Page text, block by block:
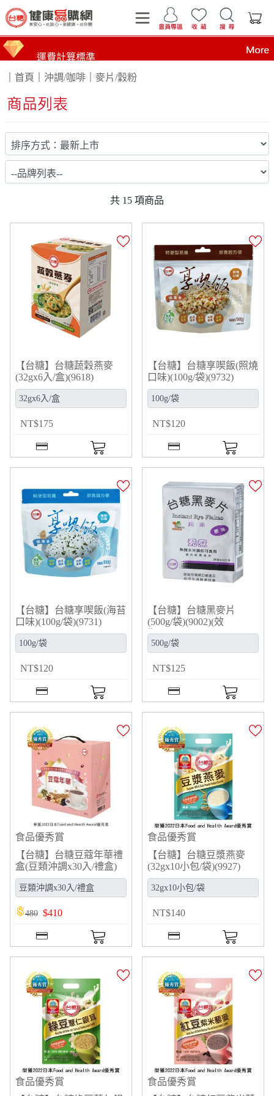
購物金贈送及使用方式
商品到貨時間說明
台糖產品這裡買 健康美味帶回家
買安心 吃放心 要健康 找台糖
台糖產品 食在安心 查驗報告在這裡
全臺第1家最環保國營企業！榮獲行政院環境部網購包
首頁 沖調/咖啡 麥片/穀粉
共 15 項商品
【台糖】台糖蔬穀燕麥
(32gx6入/盒)(9618)
NT$175
【台糖】台糖享喫飯(照燒
口味)(100g/袋)(9732)
NT$120
【台糖】台糖享喫飯(海苔
口味)(100g/袋)(9731)
NT$120
【台糖】台糖黑麥片
(500g/袋)(9002)(效
期:2026/10/31)
NT$125
食品優秀賞
【台糖】台糖豆蔻年華禮
盒(豆類沖調x30入/禮盒)
(G992531)
480 $410
食品優秀賞
【台糖】台糖豆漿燕麥
(32gx10小包/袋)(9927)
NT$140
食品優秀賞
食品優秀賞